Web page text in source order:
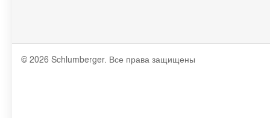
© 2026 Schlumberger. Все права защищены